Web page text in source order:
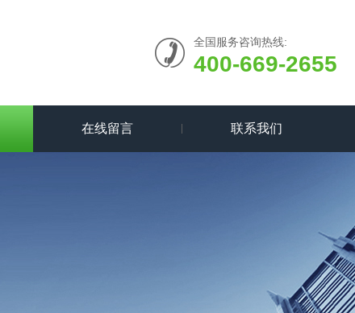
全国服务咨询热线:
400-669-2655
在线留言 联系我们